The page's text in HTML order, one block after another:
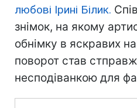
любові Ірині Білик.
знімок, на якому
обнімку в яскравих
поворот став
несподіванкою для